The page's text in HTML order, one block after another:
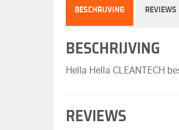
BESCHRIJVING REVIEWS
BESCHRIJVING
Hella Hella CLEANTECH
REVIEWS